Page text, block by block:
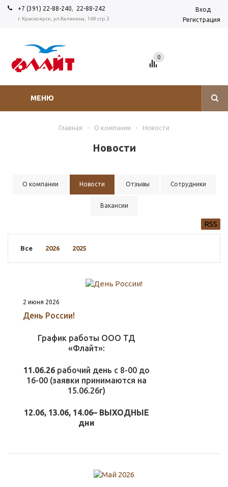
+7 (391) 22-88-240, 22-88-242
г. Красноярск, ул.Калинина, 169 стр 2
Вход
Регистрация
МЕНЮ
0
Главная - О компании - Новости
Новости
О компании Новости Отзывы Сотрудники
Вакансии
RSS
Все 2026 2025
2 июня 2026
День России!
График работы ООО ТД
«Флайт»:
11.06.26рабочий день с 8-00 до
16-00 (заявки принимаются на
15.06.26г)
12.06, 13.06, 14.06– ВЫХОДНЫЕ
дни